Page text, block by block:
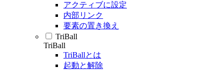
アクティブに設定
内部リンク
要素の置き換え
TriBall
TriBall
TriBallとは
起動と解除